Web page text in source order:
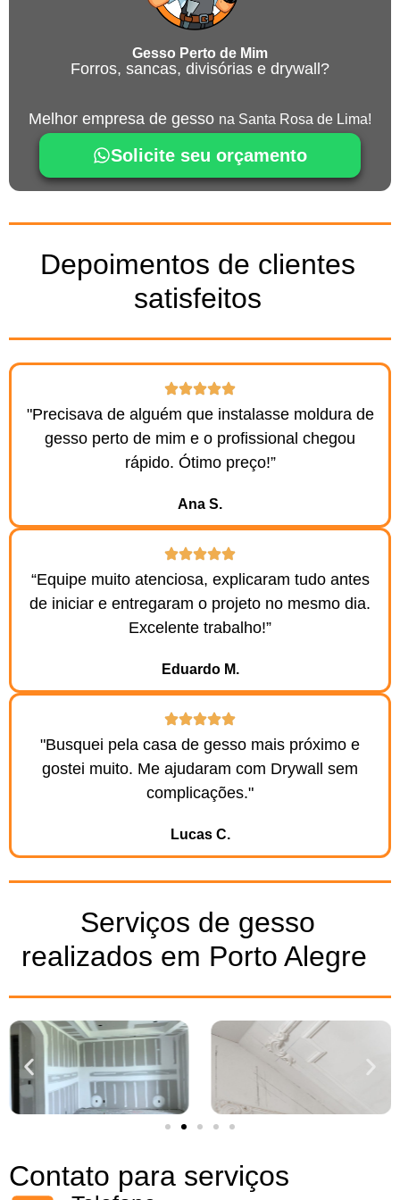
Gesso Perto de Mim
Forros, sancas, divisórias e drywall?
Melhor empresa de gesso na Santa Rosa de Lima!
Solicite seu orçamento
Depoimentos de clientes
satisfeitos
"Precisava de alguém que instalasse moldura de
gesso perto de mim e o profissional chegou
rápido. Ótimo preço!”
Ana S.​
“Equipe muito atenciosa, explicaram tudo antes
de iniciar e entregaram o projeto no mesmo dia.
Excelente trabalho!”
Eduardo M.​
"Busquei pela casa de gesso mais próximo e
gostei muito. Me ajudaram com Drywall sem
complicações."
Lucas C.​
Serviços de gesso
realizados em Porto Alegre ​
Contato para serviços